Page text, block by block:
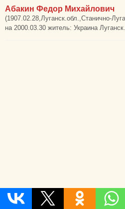
Абакин Федор Михайлович
(1907.02.28,Луганск.обл.,Станично-
на 2000.03.30 житель: Украина